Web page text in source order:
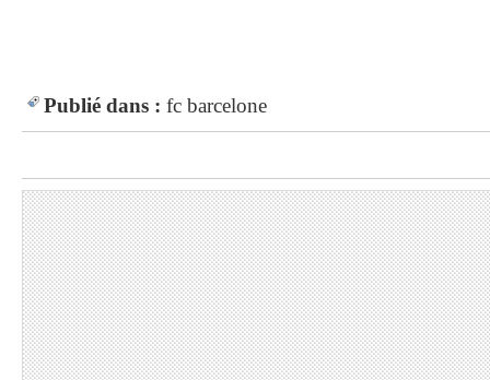
Publié dans : fc barcelone